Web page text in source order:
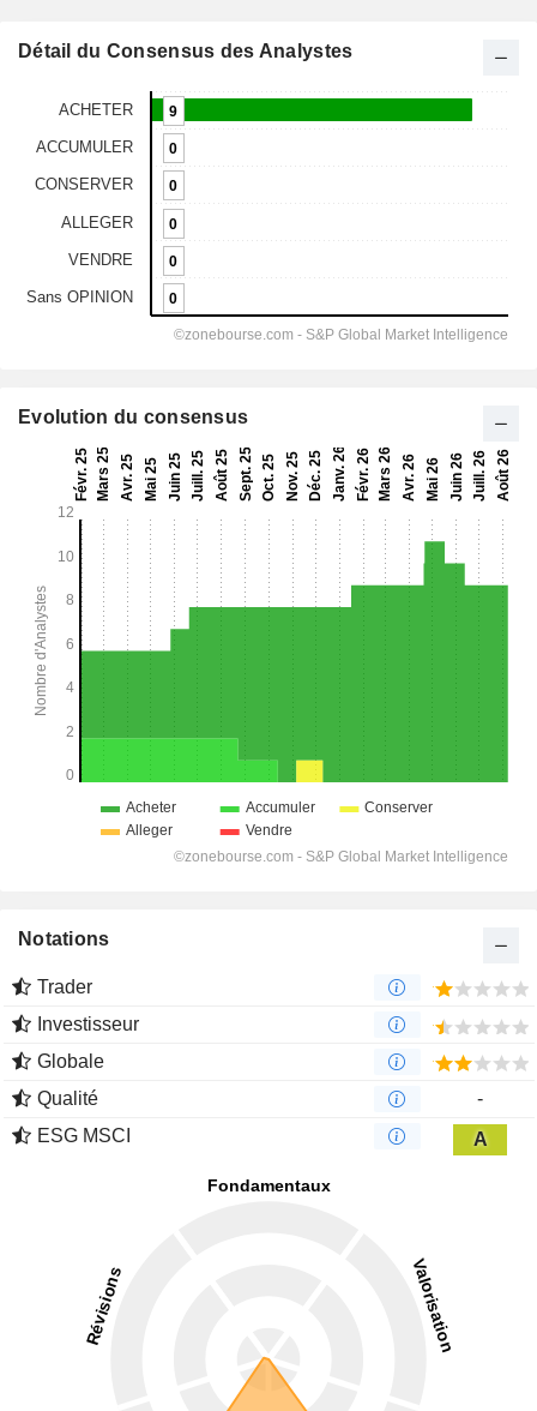
Détail du Consensus des Analystes
Evolution du consensus
Notations
Trader
Investisseur
Globale
Qualité
-
ESG MSCI
A